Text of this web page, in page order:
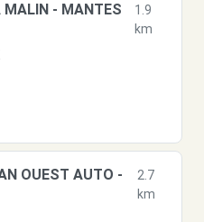
- MANTES
1.9
km
OUEST AUTO -
2.7
km